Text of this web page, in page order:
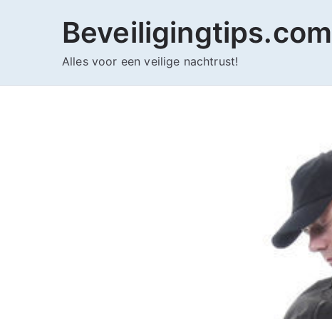
Beveiligingtips.com
Alles voor een veilige nachtrust!